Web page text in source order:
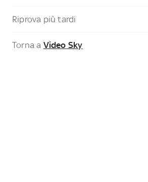
Riprova più tardi
Torna a Video Sky